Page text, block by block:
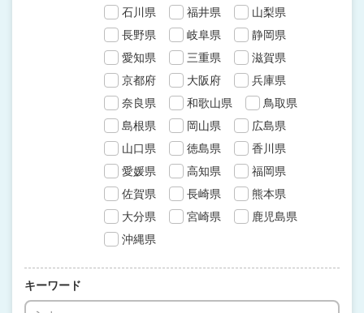
石川県
福井県
山梨県
長野県
岐阜県
静岡県
愛知県
三重県
滋賀県
京都府
大阪府
兵庫県
奈良県
和歌山県
鳥取県
島根県
岡山県
広島県
山口県
徳島県
香川県
愛媛県
高知県
福岡県
佐賀県
長崎県
熊本県
大分県
宮崎県
鹿児島県
沖縄県
キーワード